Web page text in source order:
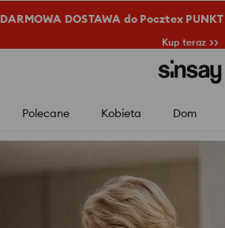
DARMOWA DOSTAWA do Pocztex
Kup teraz >>
Polecane Kobieta Dom